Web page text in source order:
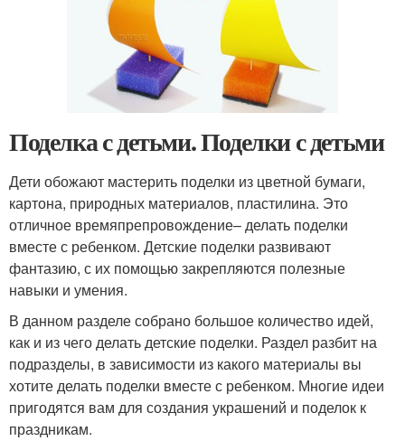
Поделка с детьми. Поделки с детьми
Дети обожают мастерить поделки из цветной бумаги,
картона, природных материалов, пластилина. Это
отличное времяпрепровождение– делать поделки
вместе с ребенком. Детские поделки развивают
фантазию, с их помощью закрепляются полезные
навыки и умения.
В данном разделе собрано большое количество идей,
как и из чего делать детские поделки. Раздел разбит на
подразделы, в зависимости из какого материалы вы
хотите делать поделки вместе с ребенком. Многие идеи
пригодятся вам для создания украшений и поделок к
праздникам.